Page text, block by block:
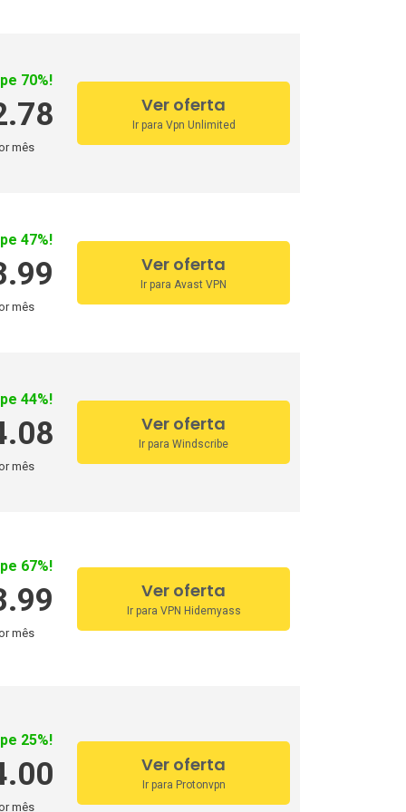
VPN
Zone VPN
70%!
mês
Ver oferta
Ir para Vpn Unlimited
47%!
mês
Ver oferta
Ir para Avast VPN
44%!
mês
Ver oferta
Ir para Windscribe
67%!
mês
Ver oferta
Ir para VPN Hidemyass
25%!
mês
Ver oferta
Ir para Protonvpn